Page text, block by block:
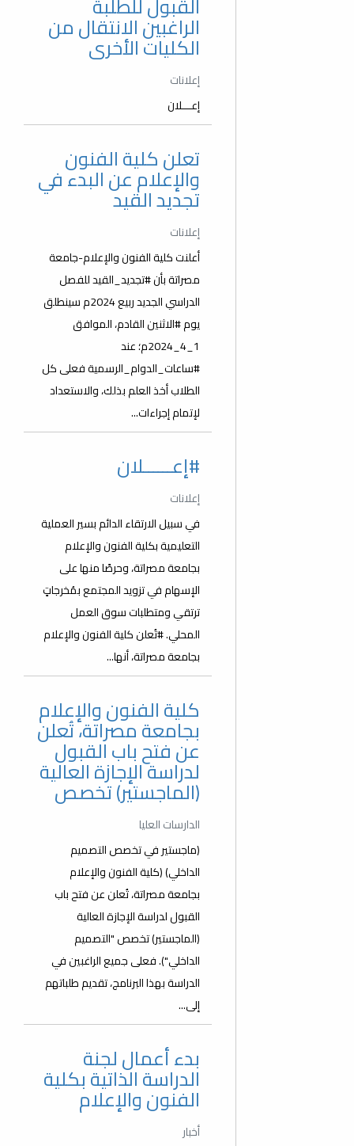
الراغبين الانتقال من
الكليات الأخرى
إعلانات
إعـــلان
تعلن كلية الفنون
والإعلام عن البدء في
تجديد القيد
إعلانات
أعلنت كلية الفنون والإعلام-جامعة
مصراتة بأن #تجديد_القيد للفصل
الدراسي الجديد ربيع 2024م سينطلق
يوم #الاثنين القادم، الموافق
1_4_2024م؛ عند
#ساعات_الدوام_الرسمية فعلى كل
الطلاب أخذ العلم بذلك، والاستعداد
لإتمام إجراءات...
#إعــــــلان
إعلانات
في سبيل الارتقاء الدائم بسير العملية
التعليمية بكلية الفنون والإعلام
بجامعة مصراتة، وحرصًا منها على
الإسهام في تزويد المجتمع بمُخرجاتٍ
ترتقي ومتطلبات سوق العمل
المحلي. #تُعلن كلية الفنون والإعلام
بجامعة مصراتة، أنها...
كلية الفنون والإعلام
بجامعة مصراتة، تُعلن
عن فتح باب القبول
لدراسة الإجازة العالية
(الماجستير) تخصص
الدارسات العليا
(ماجستير في تخصص التصميم
الداخلي) (كلية الفنون والإعلام
بجامعة مصراتة، تُعلن عن فتح باب
القبول لدراسة الإجازة العالية
(الماجستير) تخصص "التصميم
الداخلي"). فعلى جميع الراغبين في
الدراسة بهذا البرنامج، تقديم طلباتهم
إلى...
بدء أعمال لجنة
الدراسة الذاتية بكلية
الفنون والإعلام
أخبار